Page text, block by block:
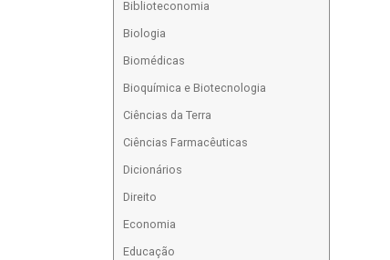
Biblioteconomia
Biologia
Biomédicas
Bioquímica e Biotecnologia
Ciências da Terra
Ciências Farmacêuticas
Dicionários
Direito
Economia
Educação